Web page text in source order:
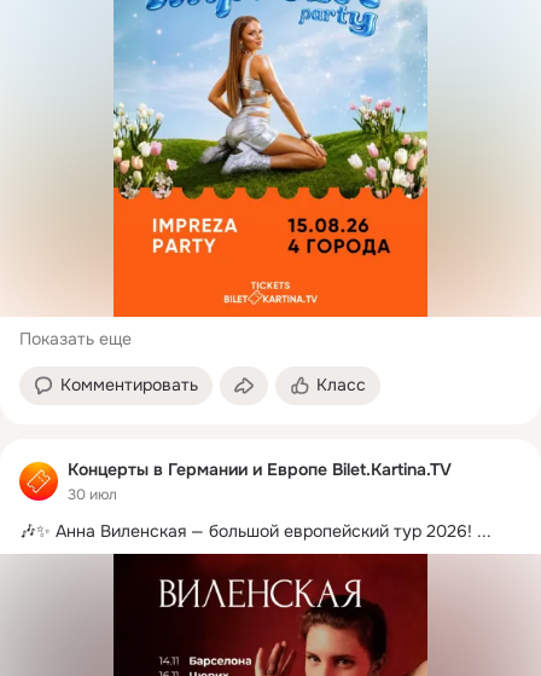
Показать еще
Комментировать Класс
Концерты в Германии и Европе Bilet.Kartina.TV
30 июл
🎶✨ Анна Виленская — большой европейский тур 2026! ...